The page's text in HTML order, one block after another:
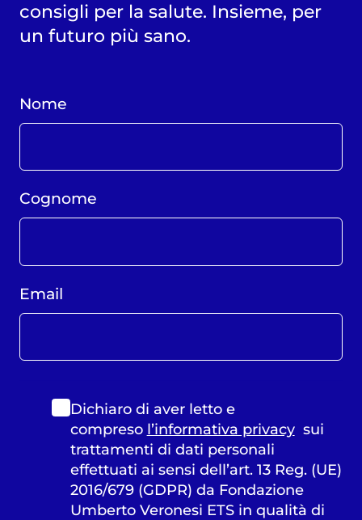
consigli per la salute. Insieme, per
un futuro più sano.
Nome
Cognome
Email
Dichiaro di aver letto e
compreso l’informativa privacysui
trattamenti di dati personali
effettuati ai sensi dell’art. 13 Reg. (UE)
2016/679 (GDPR) da Fondazione
Umberto Veronesi ETS in qualità di